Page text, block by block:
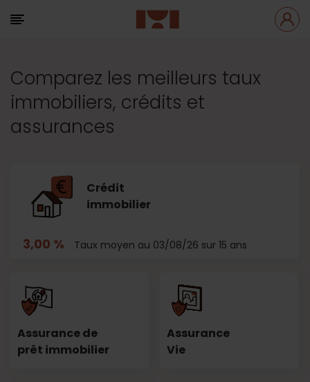
Comparez les meilleurs taux
immobiliers, crédits et
assurances
Crédit
immobilier
3,00 % Taux moyen au 03/08/26 sur 15 ans
Assurance de
prêt immobilier
Assurance
Vie